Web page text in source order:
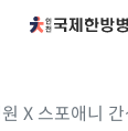
X 스포애니